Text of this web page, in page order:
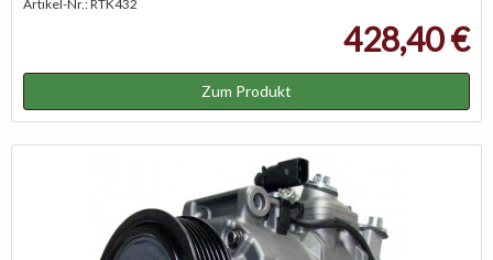
Artikel-Nr.: RTK432
428,40 €
Zum Produkt